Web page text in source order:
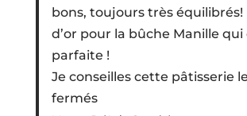
bons, toujours très équilibrés!
d’or pour la bûche Manille
parfaite !
Je conseilles cette pâtisserie
fermés